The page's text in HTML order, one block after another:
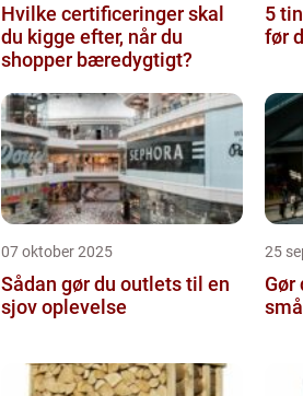
Hvilke certificeringer skal
du kigge efter, når du
shopper bæredygtigt?
5
før
07 oktober 2025
Sådan gør du outlets til en
sjov oplevelse
25
Gør